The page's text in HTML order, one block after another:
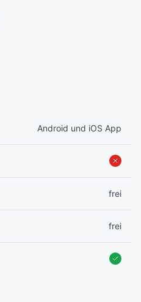
Android und iOS App
frei
frei